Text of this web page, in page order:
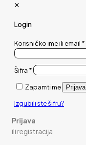
✕
Login
Korisničko ime ili email *
Šifra *
Zapamti me Prijava
Izgubili ste šifru?
Prijava
ili registracija